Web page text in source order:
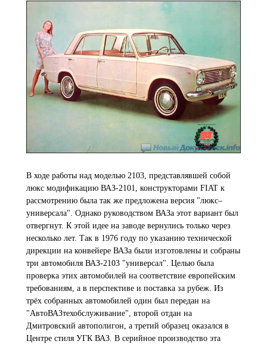
В ходе работы над моделью 2103, представлявшей собой
люкс модификацию ВАЗ-2101, конструкторами FIAT к
рассмотрению была так же предложена версия "люкс–
универсала". Однако руководством ВАЗа этот вариант был
отвергнут. К этой идее на заводе вернулись только через
несколько лет. Так в 1976 году по указанию технической
дирекции на конвейере ВАЗа были изготовлены и собраны
три автомобиля ВАЗ-2103 "универсал". Целью была
проверка этих автомобилей на соответствие европейским
требованиям, а в перспективе и поставка за рубеж. Из
трёх собранных автомобилей один был передан на
"АвтоВАЗтехобслуживание", второй отдан на
Дмитровский автополигон, а третий образец оказался в
Центре стиля УГК ВАЗ. В серийное производство эта